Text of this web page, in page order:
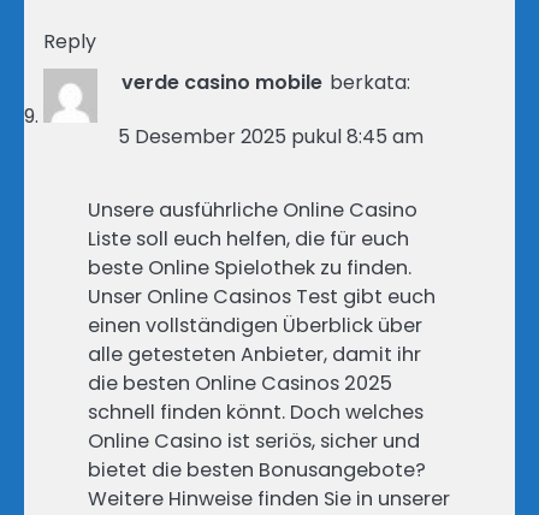
Reply
verde casino mobile berkata:
5 Desember 2025 pukul 8:45 am
Unsere ausführliche Online Casino
Liste soll euch helfen, die für euch
beste Online Spielothek zu finden.
Unser Online Casinos Test gibt euch
einen vollständigen Überblick über
alle getesteten Anbieter, damit ihr
die besten Online Casinos 2025
schnell finden könnt. Doch welches
Online Casino ist seriös, sicher und
bietet die besten Bonusangebote?
Weitere Hinweise finden Sie in unserer